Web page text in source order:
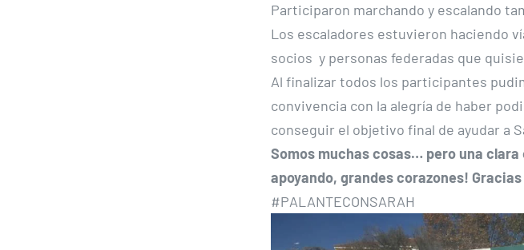
Participaron marchando y escalando
Los escaladores estuvieron haciendo
socios y personas federadas que
Al finalizar todos los participantes
convivencia con la alegría de haber
conseguir el objetivo final de ayudar a
Somos muchas cosas… pero una
apoyando, grandes corazones!
#PALANTECONSARAH